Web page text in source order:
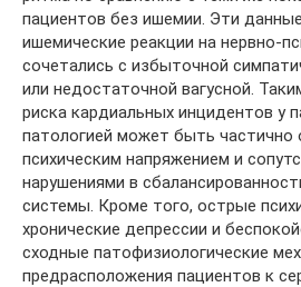
пациентов без ишемии. Эти
ишемические реакции на нервно-
сочетались с избыточной
или недостаточной вагусной.
риска кардиальных инцидентов у
патологией может быть частично
психическим напряжением и
нарушениями в
системы. Кроме того, острые
хронические депрессии и
сходные патофизиологические
предрасположения пациентов к